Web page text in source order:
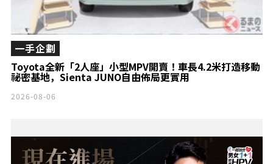
Toyota全新「2人座」小型MPV開賣！車長4.2米打造移動
祕密基地，Sienta JUNO自由佈局更實用
一手企劃
2026-08-06